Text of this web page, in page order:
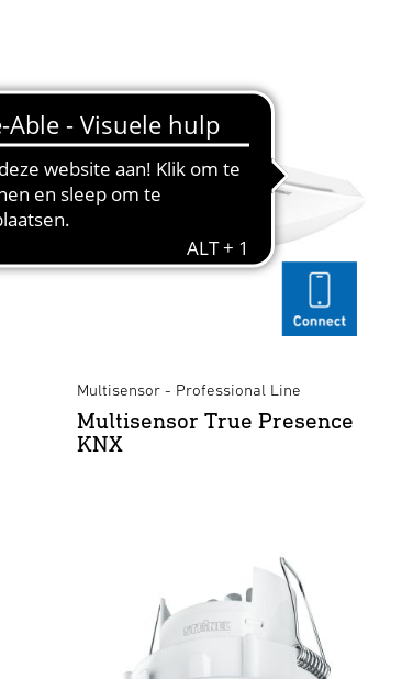
Multisensor - Professional Line
Multisensor True Presence
KNX